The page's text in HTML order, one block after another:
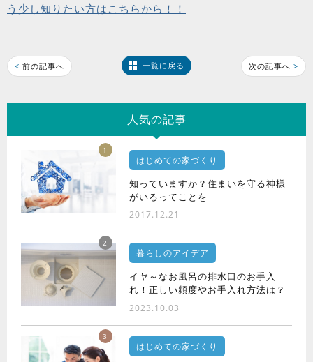
う少し知りたい方はこちらから！！
< 前の記事へ 一覧に戻る 次の記事へ >
人気の記事
1
はじめての家づくり
知っていますか？住まいを守る神様
がいるってことを
2017.12.21
2
暮らしのアイデア
イヤ～なお風呂の排水口のお手入
れ！正しい頻度やお手入れ方法は？
2023.10.03
3
はじめての家づくり